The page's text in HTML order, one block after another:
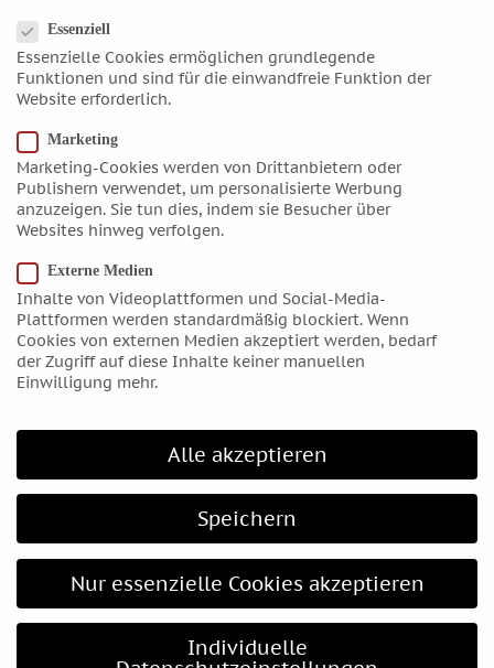
Oktober 2016
September 2016
Juli 2016
Juni 2016
Mai 2016
April 2016
März 2016
Februar 2016
Januar 2016
Dezember 2015
November 2015
Oktober 2015
August 2015
Mai 2015
Essenziell
Essenzielle Cookies ermöglichen grundlegende
Funktionen und sind für die einwandfreie Funktion der
Website erforderlich.
Marketing
Marketing-Cookies werden von Drittanbietern oder
Publishern verwendet, um personalisierte Werbung
anzuzeigen. Sie tun dies, indem sie Besucher über
Websites hinweg verfolgen.
Externe Medien
Inhalte von Videoplattformen und Social-Media-
Plattformen werden standardmäßig blockiert. Wenn
Cookies von externen Medien akzeptiert werden, bedarf
der Zugriff auf diese Inhalte keiner manuellen
Einwilligung mehr.
Alle akzeptieren
Speichern
Nur essenzielle Cookies akzeptieren
Individuelle